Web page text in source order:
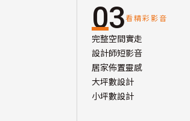
03看精彩影音
完整空間實走
設計師短影音
居家佈置靈感
大坪數設計
小坪數設計